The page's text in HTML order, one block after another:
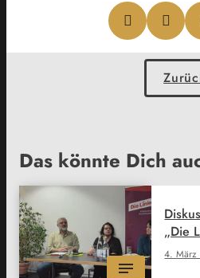
Das könnte Dich
4.
„Die